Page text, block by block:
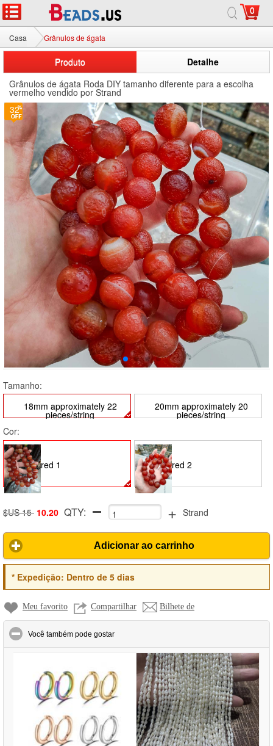
0
Casa Grânulos de ágata
Produto
Detalhe
Grânulos de ágata Roda DIY tamanho diferente para a escolha
vermelho vendido por Strand
32
Tamanho:
18mm approximately 22
pieces/string
20mm approximately 20
pieces/string
Cor:
red 1 red 2
$US 15 10.20 QTY: + Strand
Adicionar ao carrinho
*Expedição: Dentro de 5 dias
Meu favorito Compartilhar Bilhete de
Você também pode gostar